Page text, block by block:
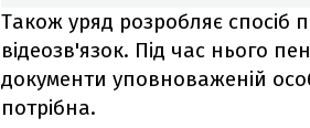
Також уряд розробляє спосіб
відеозв'язок. Під час нього
документи уповноваженій
потрібна.